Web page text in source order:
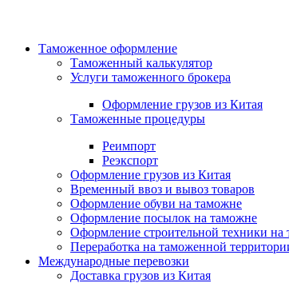
Таможенное оформление
Таможенный калькулятор
Услуги таможенного брокера
Оформление грузов из Китая
Таможенные процедуры
Реимпорт
Реэкспорт
Оформление грузов из Китая
Временный ввоз и вывоз товаров
Оформление обуви на таможне
Оформление посылок на таможне
Оформление строительной техники на
Переработка на таможенной
Международные перевозки
Доставка грузов из Китая